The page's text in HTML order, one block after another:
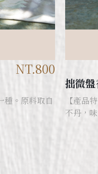
NT.800
種。原料取自
拙微
【產品
不丹，